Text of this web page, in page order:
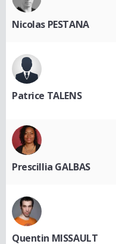
Nicolas PESTANA
Patrice TALENS
Prescillia GALBAS
Quentin MISSAULT